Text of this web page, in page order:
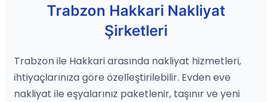
Trabzon Hakkari Nakliyat
Şirketleri
Trabzon ile Hakkari arasında nakliyat hizmetleri,
ihtiyaçlarınıza göre özelleştirilebilir. Evden eve
nakliyat ile eşyalarınız paketlenir, taşınır ve yeni